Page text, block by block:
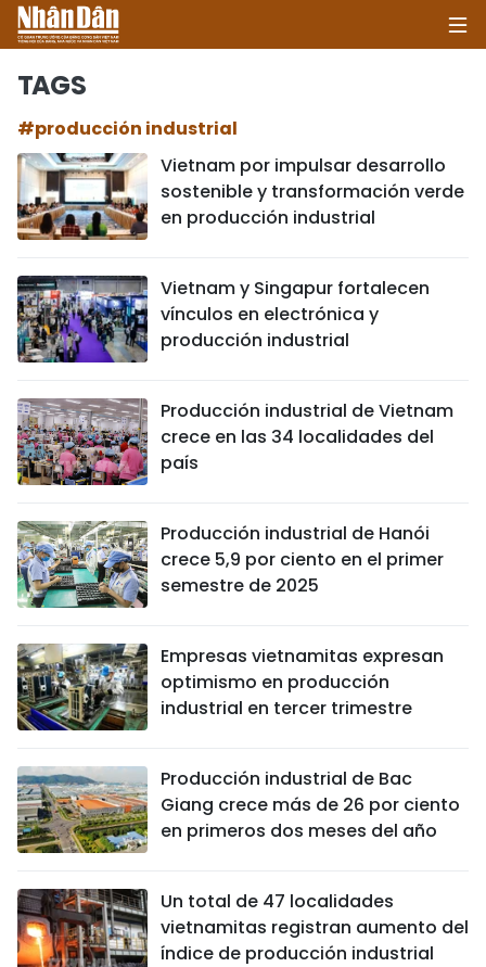
POLÍTICA
SOCIEDAD
CULTURA - ENTRETENIMIENTO
INTERNACIONAL
VIAJES
HISTORIAS MULTIMEDIA
FOTOGRAFÍA
¿QUIÉNES SOMOS?
TIẾNG VIỆT
ENGLISH
中文
TAGS
#producción industrial
Vietnam por impulsar desarrollo
sostenible y transformación verde
en producción industrial
Vietnam y Singapur fortalecen
vínculos en electrónica y
producción industrial
Producción industrial de Vietnam
crece en las 34 localidades del
país
Producción industrial de Hanói
crece 5,9 por ciento en el primer
semestre de 2025
Empresas vietnamitas expresan
optimismo en producción
industrial en tercer trimestre
Producción industrial de Bac
Giang crece más de 26 por ciento
en primeros dos meses del año
Un total de 47 localidades
vietnamitas registran aumento del
índice de producción industrial